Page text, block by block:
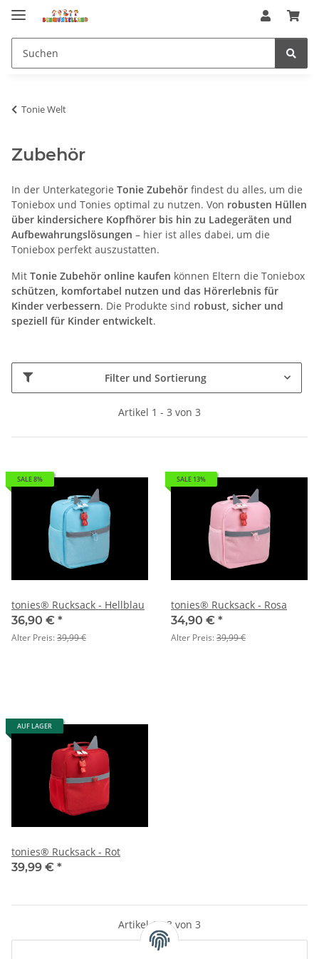
Tonie Welt
Zubehör
In der Unterkategorie Tonie Zubehör findest du alles, um die
Toniebox und Tonies optimal zu nutzen. Von robusten Hüllen
über kindersichere Kopfhörer bis hin zu Ladegeräten und
Aufbewahrungslösungen – hier ist alles dabei, um die
Toniebox perfekt auszustatten.
Mit Tonie Zubehör online kaufen können Eltern die Toniebox
schützen, komfortabel nutzen und das Hörerlebnis für
Kinder verbessern. Die Produkte sind robust, sicher und
speziell für Kinder entwickelt.
Filter und Sortierung
Artikel 1 - 3 von 3
SALE 8%
tonies® Rucksack - Hellblau
36,90 € *
Alter Preis:39,99 €
SALE 13%
tonies® Rucksack - Rosa
34,90 € *
Alter Preis:39,99 €
AUF LAGER
tonies® Rucksack - Rot
39,99 € *
Artikel 1 - 3 von 3